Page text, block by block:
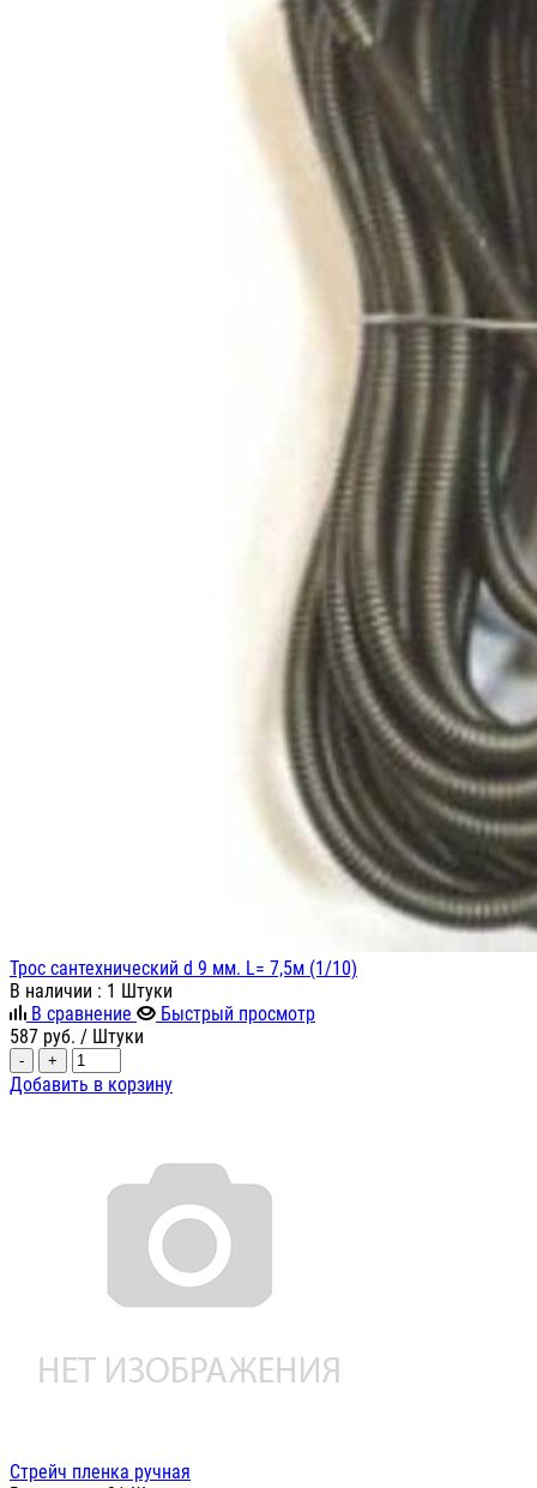
Трос сантехнический d 9 мм. L= 7,5м (1/10)
В наличии : 1 Штуки
В сравнение
Быстрый просмотр
587 руб. / Штуки
- +
Добавить в корзину
Стрейч пленка ручная